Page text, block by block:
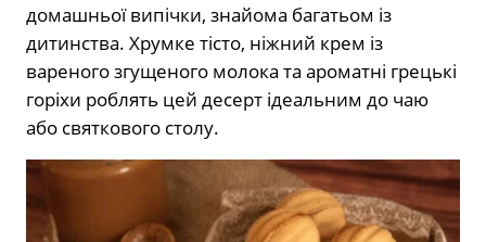
домашньої випічки, знайома багатьом із
дитинства. Хрумке тісто, ніжний крем із
вареного згущеного молока та ароматні грецькі
горіхи роблять цей десерт ідеальним до чаю
або святкового столу.